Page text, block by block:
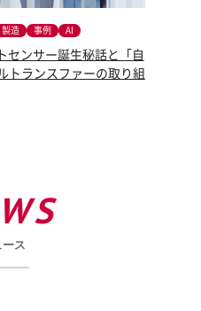
製造 事例 AI
センサー誕生秘話と「自
トランスファーの取り組
ス